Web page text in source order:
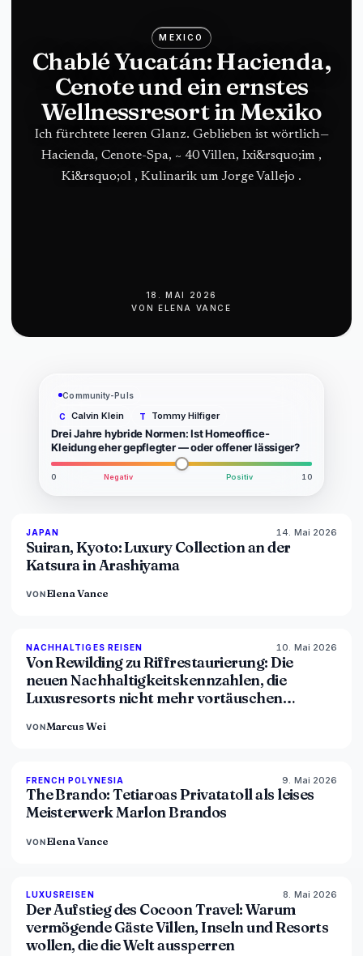
MEXICO
Chablé Yucatán: Hacienda,
Cenote und ein ernstes
Wellnessresort in Mexiko
Ich fürchtete leeren Glanz. Geblieben ist wörtlich—
Hacienda, Cenote-Spa, ~ 40 Villen, Ixi&rsquo;im ,
Ki&rsquo;ol , Kulinarik um Jorge Vallejo .
18. MAI 2026
VON ELENA VANCE
Community-Puls
C Calvin Klein T Tommy Hilfiger
Drei Jahre hybride Normen: Ist Homeoffice-
Kleidung eher gepflegter — oder offener lässiger?
0 Negativ Positiv 10
93% 44
JAPAN 14. Mai 2026
Suiran, Kyoto: Luxury Collection an der
Katsura in Arashiyama
VONElena Vance
86% 81
NACHHALTIGES REISEN 10. Mai 2026
Von Rewilding zu Riffrestaurierung: Die
neuen Nachhaltigkeitskennzahlen, die
Luxusresorts nicht mehr vortäuschen
VONMarcus Wei
96% 51
FRENCH POLYNESIA 9. Mai 2026
The Brando: Tetiaroas Privatatoll als leises
Meisterwerk Marlon Brandos
VONElena Vance
82% 81
LUXUSREISEN 8. Mai 2026
Der Aufstieg des Cocoon Travel: Warum
vermögende Gäste Villen, Inseln und Resorts
wollen, die die Welt aussperren